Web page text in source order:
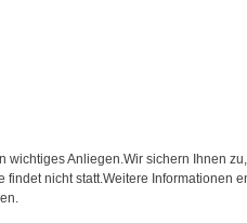
Anliegen.Wir sichern Ihnen
nicht statt.Weitere Informationen